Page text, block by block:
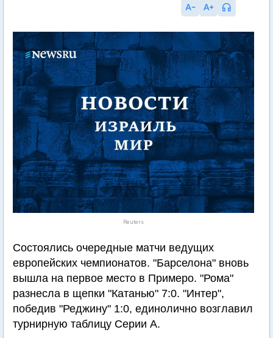
Reuters
Состоялись очередные матчи ведущих
европейских чемпионатов. "Барселона" вновь
вышла на первое место в Примеро. "Рома"
разнесла в щепки "Катанью" 7:0. "Интер",
победив "Реджину" 1:0, единолично возглавил
турнирную таблицу Серии А.